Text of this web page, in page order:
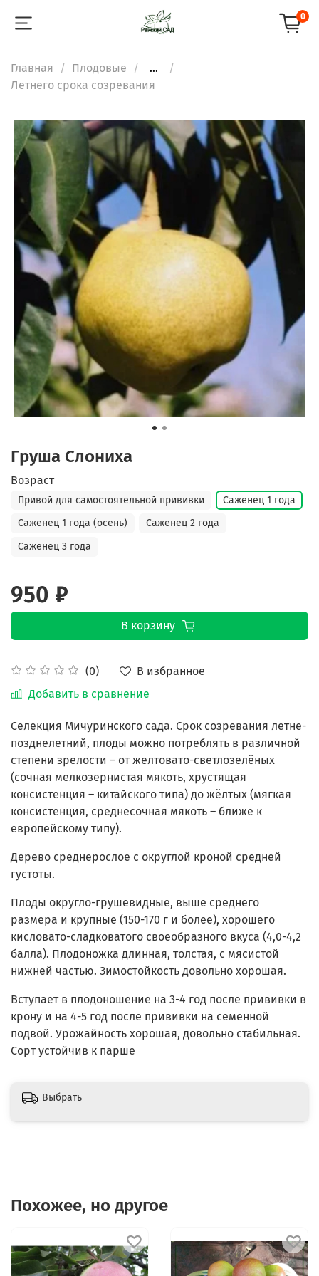
0
Главная Плодовые
...
Летнего срока созревания
Груша Слониха
(0)
В избранное
Добавить в сравнение
Возраст
Привой для самостоятельной прививки
Саженец 1 года
Саженец 1 года (осень)
Саженец 2 года
Саженец 3 года
950 ₽
В корзину
Селекция Мичуринского сада. Срок созревания летне-
позднелетний, плоды можно потреблять в различной
степени зрелости – от желтовато-светлозелёных
(сочная мелкозернистая мякоть, хрустящая
консистенция – китайского типа) до жёлтых (мягкая
консистенция, среднесочная мякоть – ближе к
европейскому типу).
Дерево среднерослое с округлой кроной средней
густоты.
Плоды округло-грушевидные, выше среднего
размера и крупные (150-170 г и более), хорошего
кисловато-сладковатого своеобразного вкуса (4,0-4,2
балла). Плодоножка длинная, толстая, с мясистой
нижней частью. Зимостойкость довольно хорошая.
Вступает в плодоношение на 3-4 год после прививки в
крону и на 4-5 год после прививки на семенной
подвой. Урожайность хорошая, довольно стабильная.
Сорт устойчив к парше
Выбрать
Похожее, но другое